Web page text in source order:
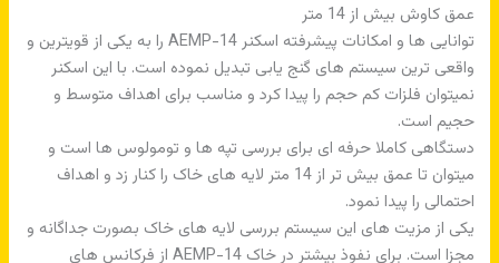
عمق کاوش بیش از 14 متر
توانایی ها و امکانات پیشرفته اسکنر AEMP-14 را به یکی از قویترین و
واقعی ترین سیستم های گنج یابی تبدیل نموده است. با این اسکنر
نمیتوان فلزات کم حجم را پیدا کرد و مناسب برای اهداف متوسط و
حجیم است.
دستگاهی کاملا حرفه ای برای بررسی تپه ها و تومولوس ها است و
میتوان تا عمق بیش تر از 14 متر لایه های خاک را کنار زد و اهداف
احتمالی را پیدا نمود.
یکی از مزیت های این سیستم بررسی لایه های خاک بصورت جداگانه و
مجزا است. برای نفوذ بیشتر در خاک AEMP-14 از فرکانس های